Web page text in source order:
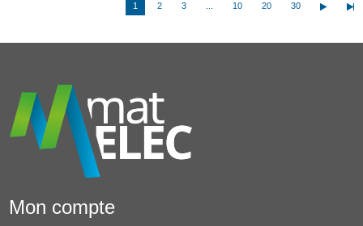
1 2 3 10 20 30
Mon compte